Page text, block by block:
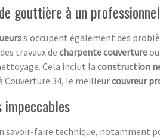
gouttière à un professionnel
s'occupent également des
travaux decharpente couvertureou
Cela inclut laconstruction
Couverture 34, le meilleurcouvreur
savoir-faire technique, notamment